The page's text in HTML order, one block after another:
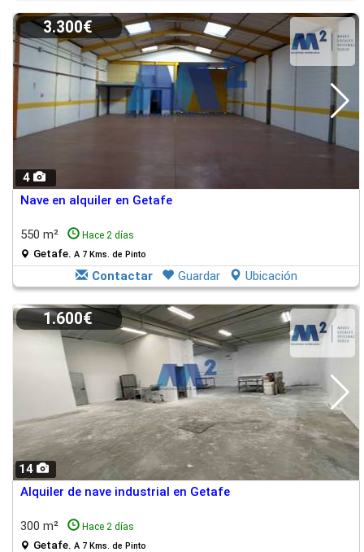
4
3.300€
Nave en alquiler en Getafe
550 m² Hace 2 días
Getafe. A 7 Kms. de Pinto
Contactar Guardar Ubicación
14
1.600€
Alquiler de nave industrial en Getafe
300 m² Hace 2 días
Getafe. A 7 Kms. de Pinto